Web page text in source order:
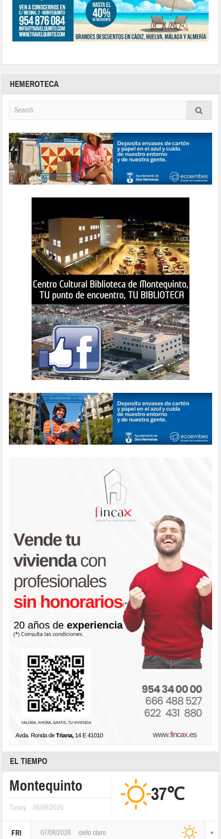
HEMEROTECA
EL TIEMPO
Montequinto
Today 06/08/2026
37℃
FRI 07/08/2026 cielo claro